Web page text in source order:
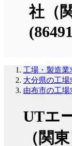
社（
工場・製造業
大分県の工場
由布市の工場
UTエ
（関